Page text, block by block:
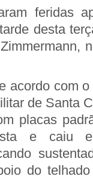
feridas
desta
acordo com
de Santa
placas
e caiu
do